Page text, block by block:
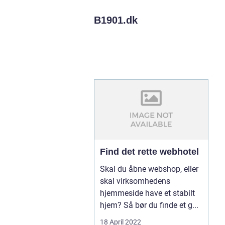
B1901.dk
Find det rette webhotel
Skal du åbne webshop, eller
skal virksomhedens
hjemmeside have et stabilt
hjem? Så bør du finde et g...
18 April 2022